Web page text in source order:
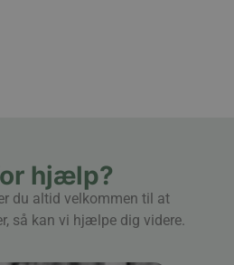
hjælp?
du altid velkommen til at
så kan vi hjælpe dig videre.